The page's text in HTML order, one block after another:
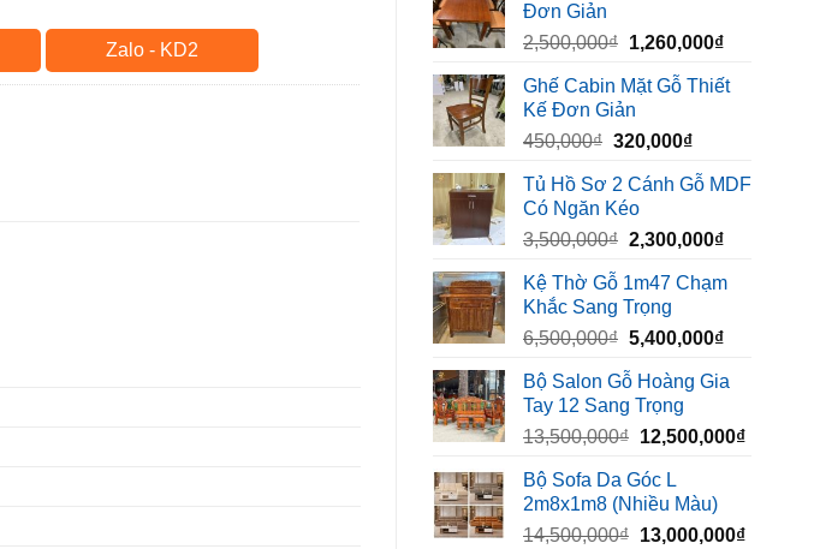
Đơn Giản
2,500,000₫ Giá
là:
2,500,000₫.
1,260,000₫Giá
tại
Ghế Cabin Mặt Gỗ Thiết
Kế Đơn Giản
450,000₫ Giá
là:
450,000₫.
320,000₫Giá
tại
320,000₫.
Tủ Hồ Sơ 2 Cánh Gỗ MDF
Có Ngăn Kéo
3,500,000₫ Giá
là:
3,500,000₫.
2,300,000₫Giá
tại
Kệ Thờ Gỗ 1m47 Chạm
Khắc Sang Trọng
6,500,000₫ Giá
là:
6,500,000₫.
5,400,000₫Giá
tại
Bộ Salon Gỗ Hoàng Gia
Tay 12 Sang Trọng
13,500,000₫ Giá
là:
13,500,000₫.
12,500,000₫Giá
Bộ Sofa Da Góc L
2m8x1m8 (Nhiều Màu)
14,500,000₫ Giá
13,000,000₫Giá
Zalo - KD2